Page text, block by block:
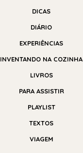
DICAS
DIÁRIO
EXPERIÊNCIAS
INVENTANDO NA COZINHA
LIVROS
PARA ASSISTIR
PLAYLIST
TEXTOS
VIAGEM